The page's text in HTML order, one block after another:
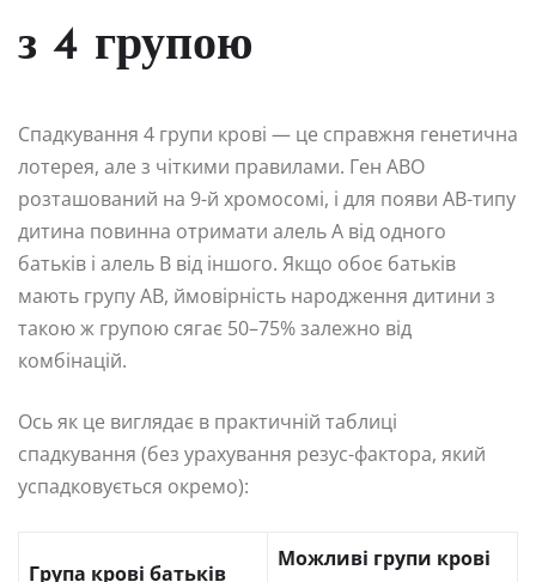
з 4 групою
Спадкування 4 групи крові — це справжня генетична
лотерея, але з чіткими правилами. Ген ABO
розташований на 9-й хромосомі, і для появи AB-типу
дитина повинна отримати алель А від одного
батьків і алель В від іншого. Якщо обоє батьків
мають групу AB, ймовірність народження дитини з
такою ж групою сягає 50–75% залежно від
комбінацій.
Ось як це виглядає в практичній таблиці
спадкування (без урахування резус-фактора, який
успадковується окремо):
Група крові батьків
Можливі групи крові